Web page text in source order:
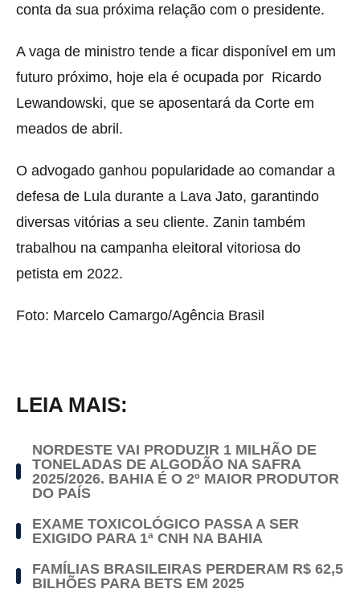
conta da sua próxima relação com o presidente.
A vaga de ministro tende a ficar disponível em um
futuro próximo, hoje ela é ocupada por Ricardo
Lewandowski, que se aposentará da Corte em
meados de abril.
O advogado ganhou popularidade ao comandar a
defesa de Lula durante a Lava Jato, garantindo
diversas vitórias a seu cliente. Zanin também
trabalhou na campanha eleitoral vitoriosa do
petista em 2022.
Foto: Marcelo Camargo/Agência Brasil
LEIA MAIS:
NORDESTE VAI PRODUZIR 1 MILHÃO DE
TONELADAS DE ALGODÃO NA SAFRA
2025/2026. BAHIA É O 2º MAIOR PRODUTOR
DO PAÍS
EXAME TOXICOLÓGICO PASSA A SER
EXIGIDO PARA 1ª CNH NA BAHIA
FAMÍLIAS BRASILEIRAS PERDERAM R$ 62,5
BILHÕES PARA BETS EM 2025